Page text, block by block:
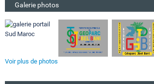
Galerie photos
Voir plus de photos